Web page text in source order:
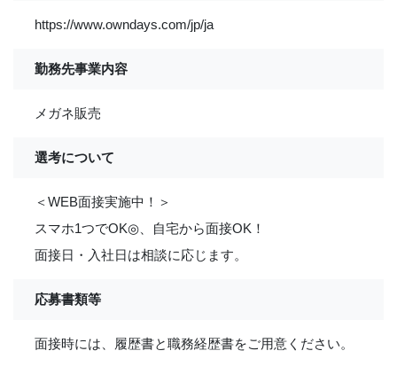
https://www.owndays.com/jp/ja
勤務先事業内容
メガネ販売
選考について
＜WEB面接実施中！＞
スマホ1つでOK◎、自宅から面接OK！
面接日・入社日は相談に応じます。
応募書類等
面接時には、履歴書と職務経歴書をご用意ください。